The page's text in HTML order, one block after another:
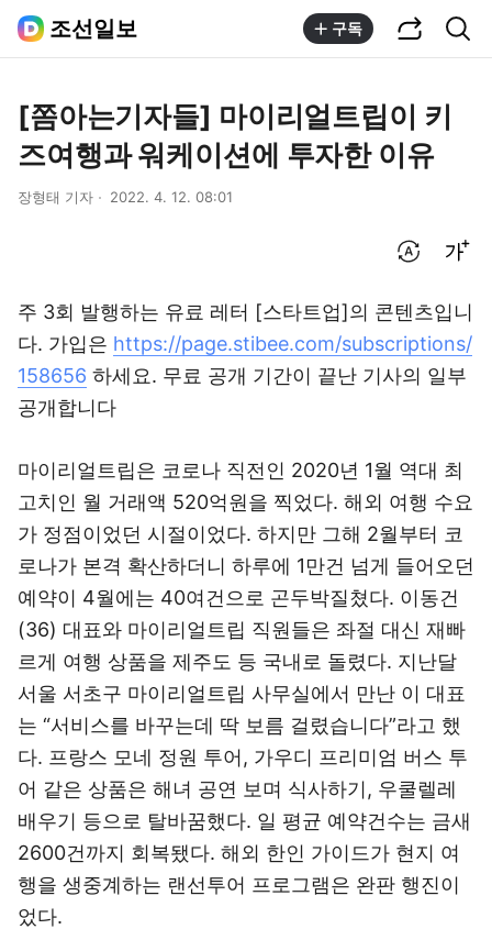
조선일보 구독
[쫌아는기자들] 마이리얼트립이 키
즈여행과 워케이션에 투자한 이유
장형태 기자 2022. 4. 12. 08:01
주 3회 발행하는 유료 레터 [스타트업]의 콘텐츠입니
다. 가입은 https://page.stibee.com/subscriptions/
158656 하세요. 무료 공개 기간이 끝난 기사의 일부
공개합니다
마이리얼트립은 코로나 직전인 2020년 1월 역대 최
고치인 월 거래액 520억원을 찍었다. 해외 여행 수요
가 정점이었던 시절이었다. 하지만 그해 2월부터 코
로나가 본격 확산하더니 하루에 1만건 넘게 들어오던
예약이 4월에는 40여건으로 곤두박질쳤다. 이동건
(36) 대표와 마이리얼트립 직원들은 좌절 대신 재빠
르게 여행 상품을 제주도 등 국내로 돌렸다. 지난달
서울 서초구 마이리얼트립 사무실에서 만난 이 대표
는 “서비스를 바꾸는데 딱 보름 걸렸습니다”라고 했
다. 프랑스 모네 정원 투어, 가우디 프리미엄 버스 투
어 같은 상품은 해녀 공연 보며 식사하기, 우쿨렐레
배우기 등으로 탈바꿈했다. 일 평균 예약건수는 금새
2600건까지 회복됐다. 해외 한인 가이드가 현지 여
행을 생중계하는 랜선투어 프로그램은 완판 행진이
었다.